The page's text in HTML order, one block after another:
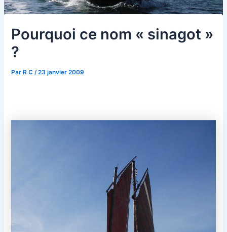
Pourquoi ce nom « sinagot »
?
Par R C/23 janvier 2009